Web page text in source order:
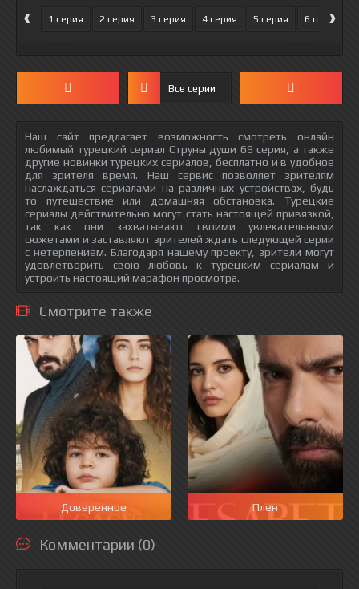
‹ 1 серия 2 серия 3 серия 4 серия 5 серия 6 серия
›
Все серии
Наш сайт предлагает возможность смотреть онлайн
любимый турецкий сериал Струны души 69 серия, а также
другие новинки турецких сериалов, бесплатно и в удобное
для зрителя время. Наш сервис позволяет зрителям
наслаждаться сериалами на различных устройствах, будь
то путешествие или домашняя обстановка. Турецкие
сериалы действительно могут стать настоящей привязкой,
так как они захватывают своими увлекательными
сюжетами и заставляют зрителей ждать следующей серии
с нетерпением. Благодаря нашему проекту, зрители могут
удовлетворить свою любовь к турецким сериалам и
устроить настоящий марафон просмотра.
Смотрите также
Доверенное Плен
Комментарии (0)